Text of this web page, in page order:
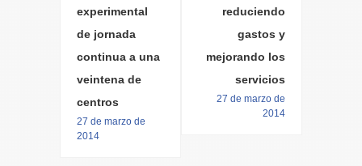
experimental
de jornada
continua a una
veintena de
centros
27 de marzo de
2014
reduciendo
gastos y
mejorando los
servicios
27 de marzo de
2014